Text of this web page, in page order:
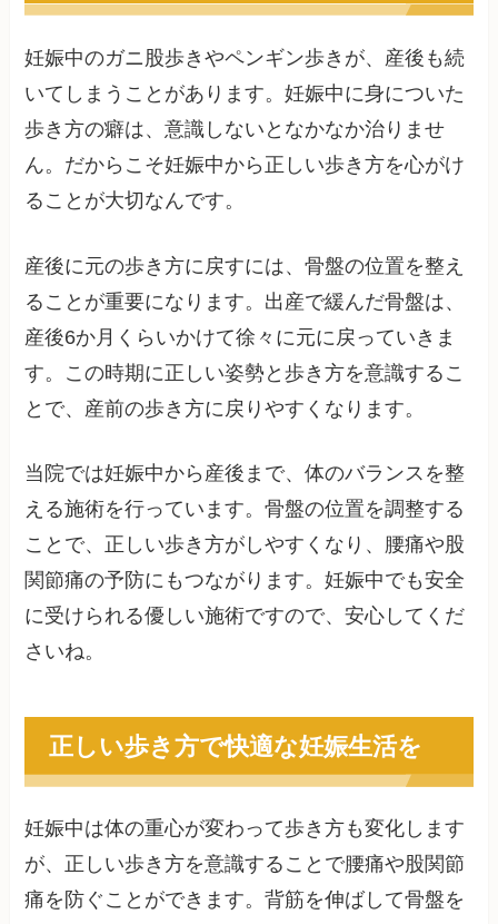
妊娠中のガニ股歩きやペンギン歩きが、産後も続
いてしまうことがあります。妊娠中に身についた
歩き方の癖は、意識しないとなかなか治りませ
ん。だからこそ妊娠中から正しい歩き方を心がけ
ることが大切なんです。
産後に元の歩き方に戻すには、骨盤の位置を整え
ることが重要になります。出産で緩んだ骨盤は、
産後6か月くらいかけて徐々に元に戻っていきま
す。この時期に正しい姿勢と歩き方を意識するこ
とで、産前の歩き方に戻りやすくなります。
当院では妊娠中から産後まで、体のバランスを整
える施術を行っています。骨盤の位置を調整する
ことで、正しい歩き方がしやすくなり、腰痛や股
関節痛の予防にもつながります。妊娠中でも安全
に受けられる優しい施術ですので、安心してくだ
さいね。
正しい歩き方で快適な妊娠生活を
妊娠中は体の重心が変わって歩き方も変化します
が、正しい歩き方を意識することで腰痛や股関節
痛を防ぐことができます。背筋を伸ばして骨盤を